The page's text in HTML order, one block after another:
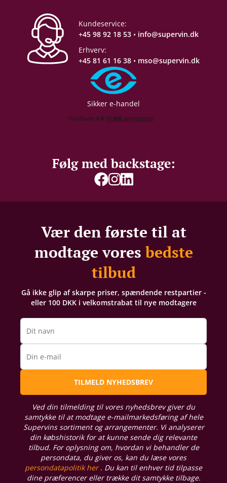
Kundeservice:
+45 98 92 18 53 • info@supervin.dk
Erhverv:
+45 81 61 16 38 • mso@supervin.dk
Sikker e-handel
Følg med backstage:
Vær den første til at
modtage voresbedste
tilbud
Gå ikke glip af skarpe priser, spændende restpartier -
eller 100 DKK i velkomstrabat til nye modtagere
Dit navn
Din e-mail
TILMELD NYHEDSBREV
Ved din tilmelding til vores nyhedsbrev giver du
samtykke til at modtage e-mailmarkedsføring af hele
Supervins sortiment og arrangementer. Vi analyserer
din købshistorik for at kunne sende dig relevante
tilbud. For oplysning om, hvordan vi behandler de
persondata, du giver os, kan du læse vores
persondatapolitik her. Du kan til enhver tid tilpasse
dine præferencer eller trække dit samtykke tilbage.